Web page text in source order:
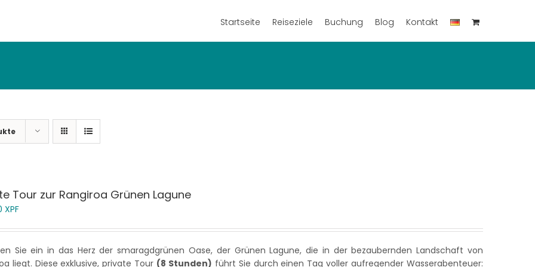
Startseite Reiseziele Buchung Blog Kontakt
Tour zur Rangiroa Grünen Lagune
XPF
Sie ein in das Herz der smaragdgrünen Oase, der Grünen Lagune, die in der bezaubernden Landschaft von
liegt. Diese exklusive, private Tour (8 Stunden) führt Sie durch einen Tag voller aufregender Wasserabenteuer: